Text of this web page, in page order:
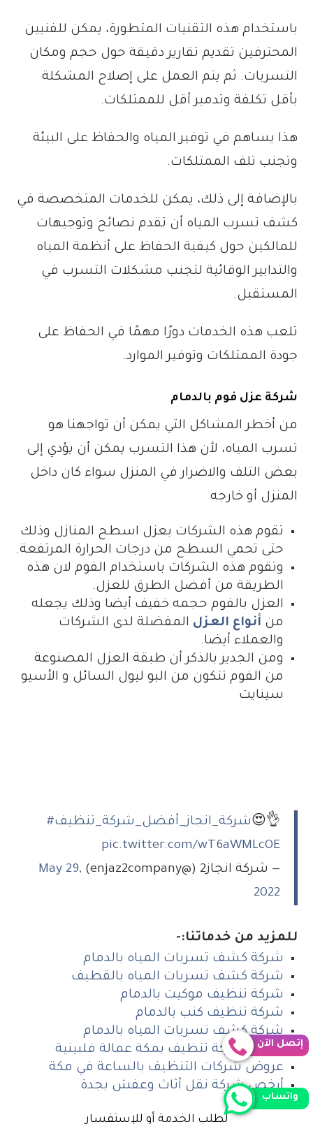
باستخدام هذه التقنيات المتطورة، يمكن للفنيين
المحترفين تقديم تقارير دقيقة حول حجم ومكان
التسربات. ثم يتم العمل على إصلاح المشكلة
بأقل تكلفة وتدمير أقل للممتلكات.
هذا يساهم في توفير المياه والحفاظ على البيئة
وتجنب تلف الممتلكات.
بالإضافة إلى ذلك، يمكن للخدمات المتخصصة في
كشف تسرب المياه أن تقدم نصائح وتوجيهات
للمالكين حول كيفية الحفاظ على أنظمة المياه
والتدابير الوقائية لتجنب مشكلات التسرب في
المستقبل.
تلعب هذه الخدمات دورًا مهمًا في الحفاظ على
جودة الممتلكات وتوفير الموارد.
شركة عزل فوم بالدمام
من أخطر المشاكل التي يمكن أن تواجهنا هو
تسرب المياه، لأن هذا التسرب يمكن أن يؤدي إلى
بعض التلف والاضرار في المنزل سواء كان داخل
المنزل أو خارجه
تقوم هذه الشركات بعزل اسطح المنازل وذلك
حتى تحمي السطح من درجات الحرارة المرتفعة.
وتقوم هذه الشركات باستخدام الفوم لان هذه
الطريقة من أفضل الطرق للعزل.
العزل بالفوم حجمه خفيف أيضا وذلك يجعله
من أنواع العزل المفضلة لدى الشركات
والعملاء أيضا.
ومن الجدير بالذكر أن طبقة العزل المصنوعة
من الفوم تتكون من البو ليول السائل و الأسيو
سينايت
#شركة_انجاز_أفضل_شركة_تنظيف😍👌
pic.twitter.com/wT6aWMLcOE
— شركة انجاز2 (@enjaz2company)
May 29,
2022
للمزيد من خدماتنا:-
شركة كشف تسربات المياه بالدمام
شركة كشف تسربات المياه بالقطيف
شركة تنظيف موكيت بالدمام
شركة تنظيف كنب بالدمام
شركة كشف تسربات المياه بالدمام
أرخص شركة تنظيف بمكة عمالة فلبينية
عروض شركات التنظيف بالساعة في مكة
أرخص شركة نقل أثاث وعفش بجدة
لطلب الخدمة أو للإستفسار
إتصل الآن
واتساب